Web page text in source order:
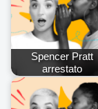
Spencer Pratt
arrestato